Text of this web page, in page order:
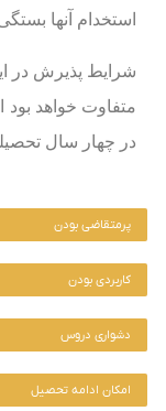
استخدام آنها
شرایط پذیرش در
متفاوت خواهد بود
در چهار سال تحصیلی ارائه
پرمتقاضی بودن
کاربردی بودن
دشواری دروس
امکان ادامه تحصیل